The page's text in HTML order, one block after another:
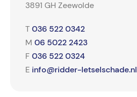
3891 GH Zeewolde
T 036 522 0342
M 06 5022 2423
F 036 522 0324
E info@ridder-letselschade.nl